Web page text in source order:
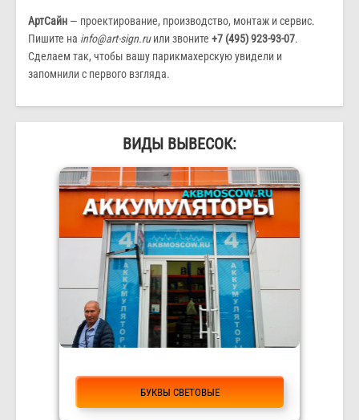
АртСайн — проектирование, производство, монтаж и сервис.
Пишите на info@art-sign.ruили звоните +7 (495) 923-93-07.
Сделаем так, чтобы вашу парикмахерскую увидели и
запомнили с первого взгляда.
ВИДЫ ВЫВЕСОК:
БУКВЫ СВЕТОВЫЕ